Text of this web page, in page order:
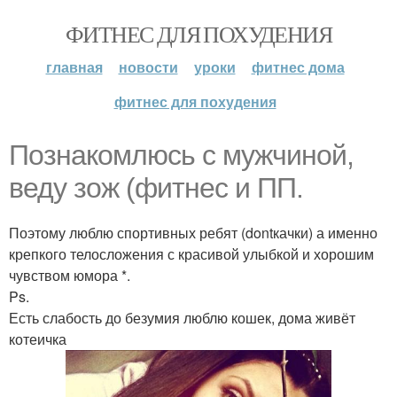
ФИТНЕС ДЛЯ ПОХУДЕНИЯ
главная новости уроки
фитнес дома
фитнес для похудения
Познакомлюсь с мужчиной,
веду зож (фитнес и ПП.
Поэтому люблю спортивных ребят (dontкачки) а именно
крепкого телосложения с красивой улыбкой и хорошим
чувством юмора *.
Ps.
Есть слабость до безумия люблю кошек, дома живёт
котеичка